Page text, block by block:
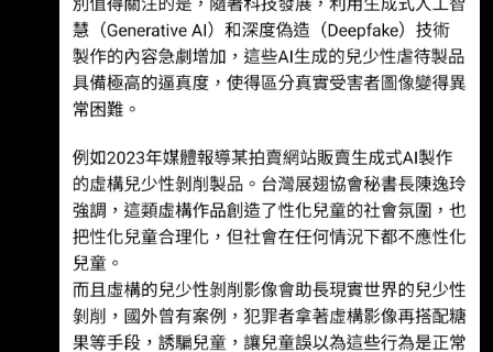
2024年的研究指出，全世界每年有超過3億名